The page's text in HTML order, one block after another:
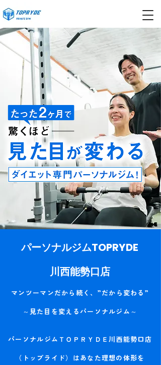
パーソナルジムTOPRYDE
川西能勢口店
マンツーマンだから続く、”だから変わる”
～見た目を変えるパーソナルジム～
パーソナルジムＴＯＰＲＹＤＥ川西能勢口店
（トップライド）はあなた理想の体形を